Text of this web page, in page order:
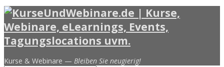
Kurse & Webinare — Bleiben Sie neugierig!